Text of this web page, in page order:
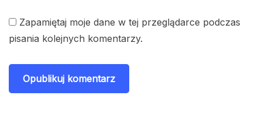
Zapamiętaj moje dane w tej przeglądarce podczas
pisania kolejnych komentarzy.